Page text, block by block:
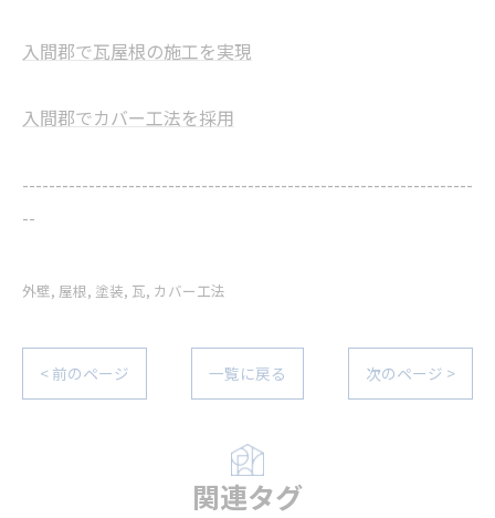
入間郡で瓦屋根の施工を実現
入間郡でカバー工法を採用
--------------------------------------------------------------------
--
外壁 屋根 塗装 瓦 カバー工法
< 前のページ 一覧に戻る 次のページ >
関連タグ